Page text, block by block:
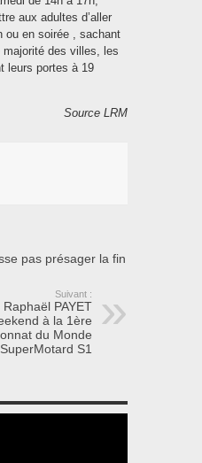
aux adultes d’aller
ou en soirée , sachant
des villes, les
leurs portes à 19
Source LRM
pas présager la fin
Suivant :
PAYET
à la 1ère
du Monde
S1